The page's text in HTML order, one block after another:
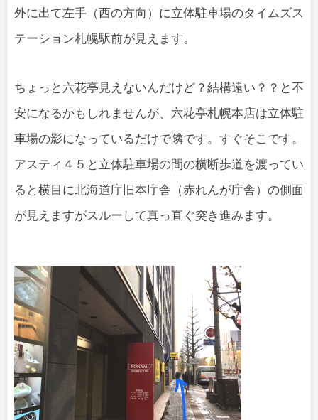
外に出て左手（西の方向）に立体駐車場のタイムズス
テーション札幌駅前が見えます。
ちょっと六花亭見えないんだけど？結構遠い？？と不
安になるかもしれませんが、六花亭札幌本店は立体駐
車場の影になっているだけで隣です。すぐそこです。
アスティ４５と立体駐車場の間の横断歩道を渡ってい
ると横目に北海道庁旧本庁舎（赤れんが庁舎）の側面
が見えますがスルーして真っ直ぐ突き進みます。